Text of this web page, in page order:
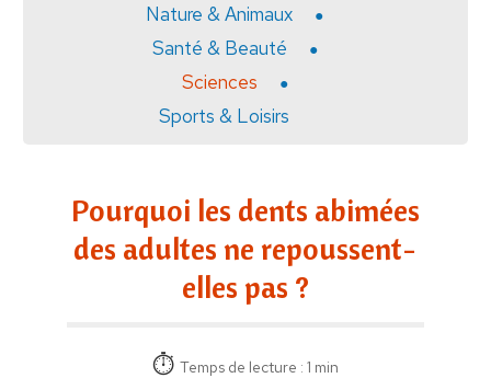
Nature & Animaux
Santé & Beauté
Sciences
Sports & Loisirs
Pourquoi les dents abimées
des adultes ne repoussent-
elles pas ?
Temps de lecture : 1 min